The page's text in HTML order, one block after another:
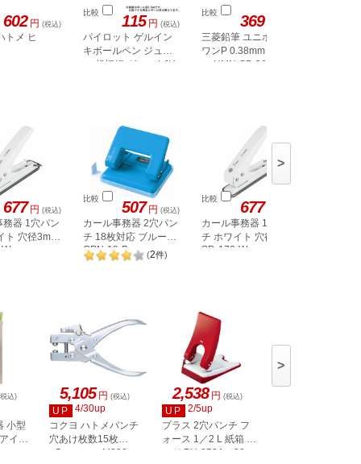
602 円 (税込)
トメ ヒ
比較 115 円 (税込)
パイロット ゲルイン
キボールペン ジュー
ス 超極細 グレー LJU-
比較 369
三菱鉛筆 ユニボール
ワンP 0.38mm コーヒ
ー UMN-SP-38.30
677 円 (税込)
務器 1穴パン
ト 穴径3mm
比較 507 円 (税込)
カール事務器 2穴パン
チ 18枚対応 ブルー
CPN-18-B
(2件)
比較 677
カール事務器 1穴パン
チ ホワイト 穴径7mm
SD-170-W
>
込)
小型
イボ
5,105 円 (税込)
UP
4/30up
コクヨ ハトメパンチ
穴あけ枚数15枚
φ5mm ヒン-M200
2,538 円 (税込)
UP
2/5up
プラス 2穴パンチ フ
ォース 1／2 L 紙箱 レ
ッド PU-852A／30-
1,789
>